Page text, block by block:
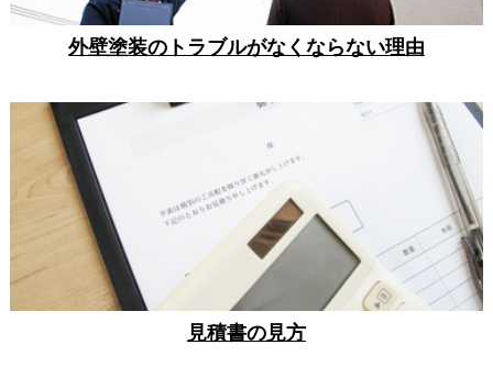
外壁塗装のトラブルがなくならない理由
見積書の見方